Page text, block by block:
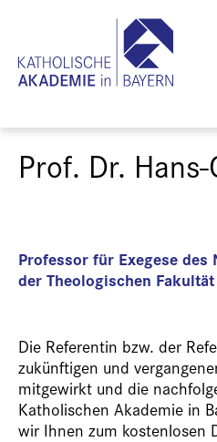
Prof. Dr.
Professor für Exegese des
der Theologischen
Die Referentin bzw. der
zukünftigen und
mitgewirkt und die
Katholischen Akademie in
wir Ihnen zum kostenlosen